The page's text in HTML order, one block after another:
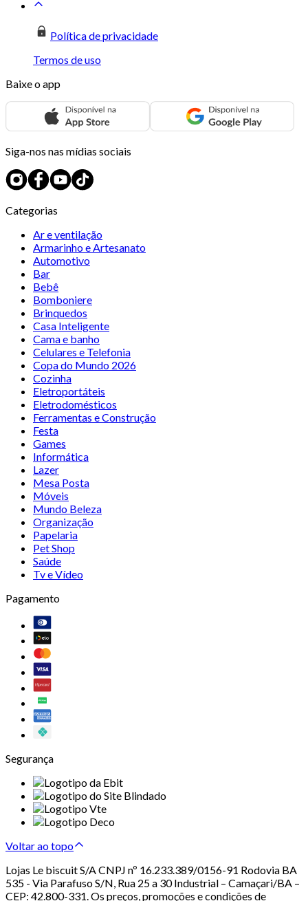
Política de privacidade
Termos de uso
Baixe o app
Siga-nos nas mídias sociais
Categorias
Ar e ventilação
Armarinho e Artesanato
Automotivo
Bar
Bebê
Bomboniere
Brinquedos
Casa Inteligente
Cama e banho
Celulares e Telefonia
Copa do Mundo 2026
Cozinha
Eletroportáteis
Eletrodomésticos
Ferramentas e Construção
Festa
Games
Informática
Lazer
Mesa Posta
Móveis
Mundo Beleza
Organização
Papelaria
Pet Shop
Saúde
Tv e Vídeo
Pagamento
Segurança
Voltar ao topo
Lojas Le biscuit S/A CNPJ nº 16.233.389/0156-91 Rodovia BA
535 - Via Parafuso S/N, Rua 25 a 30 Industrial – Camaçari/BA –
CEP: 42.800-331. Os preços, promoções e condições de